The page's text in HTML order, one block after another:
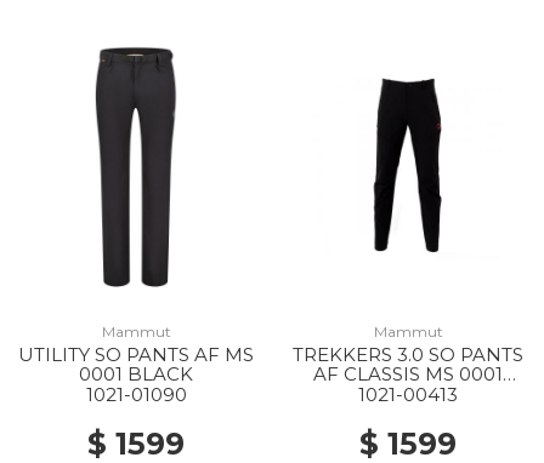
Mammut
UTILITY SO PANTS AF MS
0001 BLACK
1021-01090
$ 1599
Mammut
TREKKERS 3.0 SO PANTS
AF CLASSIS MS 0001
BLACK
1021-00413
$ 1599